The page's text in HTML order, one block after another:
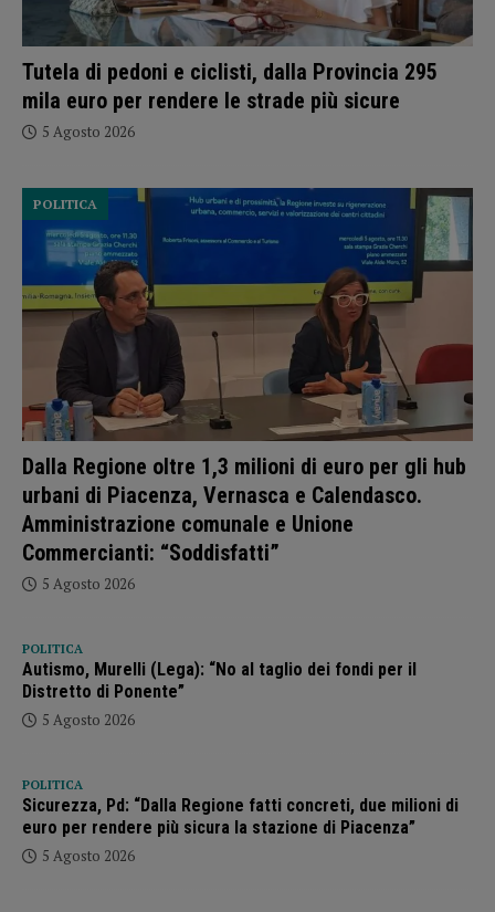
Tutela di pedoni e ciclisti, dalla Provincia 295
mila euro per rendere le strade più sicure
5 Agosto 2026
Dalla Regione oltre 1,3 milioni di euro per gli hub
urbani di Piacenza, Vernasca e Calendasco.
Amministrazione comunale e Unione
Commercianti: “Soddisfatti”
POLITICA
5 Agosto 2026
POLITICA
Autismo, Murelli (Lega): “No al taglio dei fondi per il
Distretto di Ponente”
5 Agosto 2026
POLITICA
Sicurezza, Pd: “Dalla Regione fatti concreti, due milioni di
euro per rendere più sicura la stazione di Piacenza”
5 Agosto 2026